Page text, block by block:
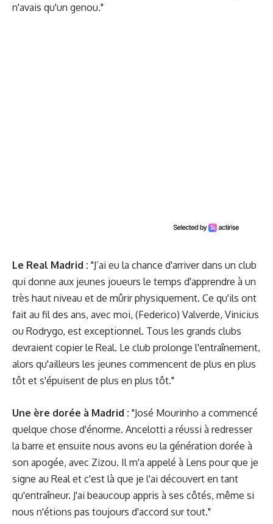
n'avais qu'un genou."
Le Real Madrid : "J’ai eu la chance d'arriver dans un club
qui donne aux jeunes joueurs le temps d'apprendre à un
très haut niveau et de mûrir physiquement. Ce qu'ils ont
fait au fil des ans, avec moi, (Federico) Valverde, Vinicius
ou Rodrygo, est exceptionnel. Tous les grands clubs
devraient copier le Real. Le club prolonge l'entraînement,
alors qu'ailleurs les jeunes commencent de plus en plus
tôt et s'épuisent de plus en plus tôt."
Une ère dorée à Madrid : "José Mourinho a commencé
quelque chose d'énorme. Ancelotti a réussi à redresser
la barre et ensuite nous avons eu la génération dorée à
son apogée, avec Zizou. Il m'a appelé à Lens pour que je
signe au Real et c'est là que je l'ai découvert en tant
qu'entraîneur. J'ai beaucoup appris à ses côtés, même si
nous n'étions pas toujours d'accord sur tout."